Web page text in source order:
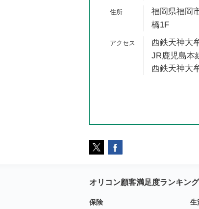
福岡県福岡
橋1F
西鉄天神大
JR鹿児島本
西鉄天神大
オリコン顧客満足度ランキング
保険
生